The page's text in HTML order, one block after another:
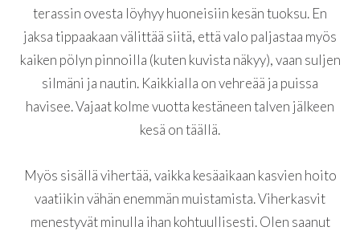
terassin ovesta löyhyy huoneisiin kesän tuoksu. En
jaksa tippaakaan välittää siitä, että valo paljastaa myös
kaiken pölyn pinnoilla (kuten kuvista näkyy), vaan suljen
silmäni ja nautin. Kaikkialla on vehreää ja puissa
havisee. Vajaat kolme vuotta kestäneen talven jälkeen
kesä on täällä.
Myös sisällä vihertää, vaikka kesäaikaan kasvien hoito
vaatiikin vähän enemmän muistamista. Viherkasvit
menestyvät minulla ihan kohtuullisesti. Olen saanut